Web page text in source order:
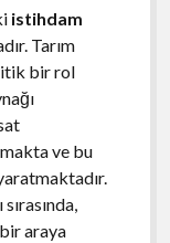
istihdam
Tarım
bir rol
ve bu
araya